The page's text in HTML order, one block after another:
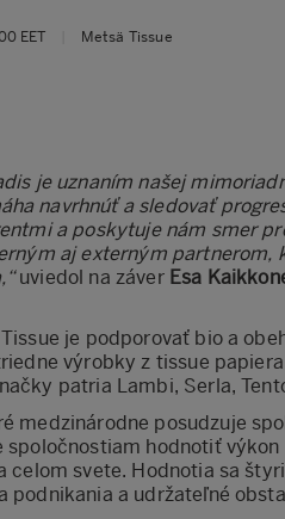
EET Metsä Tissue
je uznaním našej
navrhnúť a sledovať
a poskytuje nám smer
aj externým
uviedol na záver Esa
je podporovať bio a
výrobky z tissue
patria Lambi, Serla,
medzinárodne posudzuje
hodnotiť
celom svete. Hodnotia sa
podnikania a udržateľné